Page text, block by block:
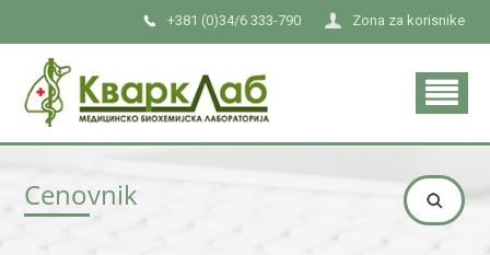
Zona za korisnike
+381 (0)34/6 333-790
Cenovnik